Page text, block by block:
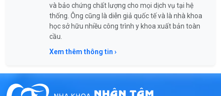
và bảo chứng chất lượng cho mọi dịch vụ tại hệ
thống. Ông cũng là diễn giả quốc tế và là nhà khoa
học sở hữu nhiều công trình y khoa xuất bản toàn
cầu.
Xem thêm thông tin ›